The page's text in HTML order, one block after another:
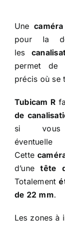
Une
pour la
les
permet de
précis où se
Tubicam R
de
si vous
éventuelle
Cette
d’unetête
Totalement
de 22 mm.
Les zones à